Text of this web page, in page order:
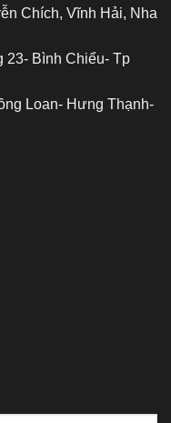
Chích, Vĩnh Hải, Nha
Bình Chiểu- Tp
Loan- Hưng Thạnh-